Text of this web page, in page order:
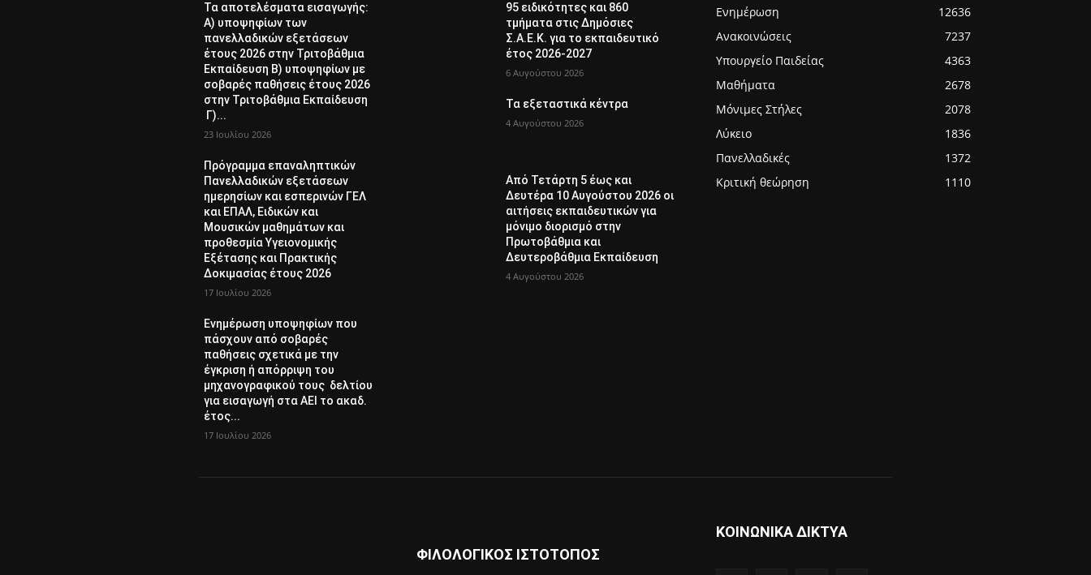
Τα αποτελέσματα εισαγωγής:
Α) υποψηφίων των
πανελλαδικών εξετάσεων
έτους 2026 στην Τριτοβάθμια
Εκπαίδευση Β) υποψηφίων με
σοβαρές παθήσεις έτους 2026
στην Τριτοβάθμια Εκπαίδευση
Γ)...
23 Ιουλίου 2026
Πρόγραμμα επαναληπτικών
Πανελλαδικών εξετάσεων
ημερησίων και εσπερινών ΓΕΛ
και ΕΠΑΛ, Ειδικών και
Μουσικών μαθημάτων και
προθεσμία Υγειονομικής
Εξέτασης και Πρακτικής
Δοκιμασίας έτους 2026
17 Ιουλίου 2026
Ενημέρωση υποψηφίων που
πάσχουν από σοβαρές
παθήσεις σχετικά με την
έγκριση ή απόρριψη του
μηχανογραφικού τους δελτίου
για εισαγωγή στα ΑΕΙ το ακαδ.
έτος...
17 Ιουλίου 2026
95 ειδικότητες και 860
τμήματα στις Δημόσιες
Σ.Α.Ε.Κ. για το εκπαιδευτικό
έτος 2026-2027
6 Αυγούστου 2026
Τα εξεταστικά κέντρα
4 Αυγούστου 2026
Από Τετάρτη 5 έως και
Δευτέρα 10 Αυγούστου 2026 οι
αιτήσεις εκπαιδευτικών για
μόνιμο διορισμό στην
Πρωτοβάθμια και
Δευτεροβάθμια Εκπαίδευση
4 Αυγούστου 2026
Ενημέρωση
12636
Ανακοινώσεις
7237
Υπουργείο Παιδείας
4363
Μαθήματα
2678
Μόνιμες Στήλες
2078
Λύκειο
1836
Πανελλαδικές
1372
Κριτική θεώρηση
1110
ΦΙΛΟΛΟΓΙΚΟΣ ΙΣΤΟΤΟΠΟΣ
ΚΟΙΝΩΝΙΚΑ ΔΙΚΤΥΑ